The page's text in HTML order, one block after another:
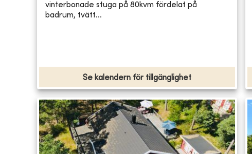
vinterbonade stuga på 80kvm fördelat på
badrum, tvätt...
Se kalendern för tillgänglighet